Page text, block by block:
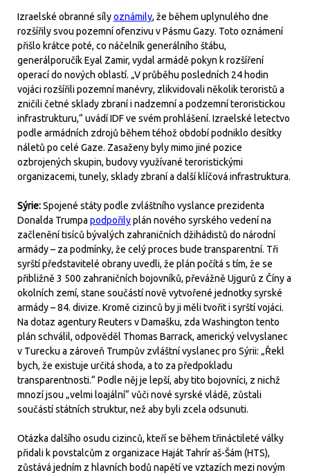
Izraelské obranné sílyoznámily, že během uplynulého dne
rozšířily svou pozemní ofenzivu v Pásmu Gazy. Toto oznámení
přišlo krátce poté, co náčelník generálního štábu,
generálporučík Eyal Zamir, vydal armádě pokyn k rozšíření
operací do nových oblastí. „V průběhu posledních 24 hodin
vojáci rozšířili pozemní manévry, zlikvidovali několik teroristů a
zničili četné sklady zbraní i nadzemní a podzemní teroristickou
infrastrukturu,“ uvádí IDF ve svém prohlášení. Izraelské letectvo
podle armádních zdrojů během téhož období podniklo desítky
náletů po celé Gaze. Zasaženy byly mimo jiné pozice
ozbrojených skupin, budovy využívané teroristickými
organizacemi, tunely, sklady zbraní a další klíčová infrastruktura.
Sýrie:Spojené státy podle zvláštního vyslance prezidenta
Donalda Trumpa podpořilyplán nového syrského vedení na
začlenění tisíců bývalých zahraničních džihádistů do národní
armády – za podmínky, že celý proces bude transparentní. Tři
syrští představitelé obrany uvedli, že plán počítá s tím, že se
přibližně 3 500 zahraničních bojovníků, převážně Ujgurů z Číny a
okolních zemí, stane součástí nově vytvořené jednotky syrské
armády – 84. divize. Kromě cizinců by ji měli tvořit i syrští vojáci.
Na dotaz agentury Reuters v Damašku, zda Washington tento
plán schválil, odpověděl Thomas Barrack, americký velvyslanec
v Turecku a zároveň Trumpův zvláštní vyslanec pro Sýrii: „Řekl
bych, že existuje určitá shoda, a to za předpokladu
transparentnosti.“ Podle něj je lepší, aby tito bojovníci, z nichž
mnozí jsou „velmi loajální“ vůči nové syrské vládě, zůstali
součástí státních struktur, než aby byli zcela odsunuti.
Otázka dalšího osudu cizinců, kteří se během třináctileté války
přidali k povstalcům z organizace Haját Tahrír aš-Šám (HTS),
zůstává jedním z hlavních bodů napětí ve vztazích mezi novým